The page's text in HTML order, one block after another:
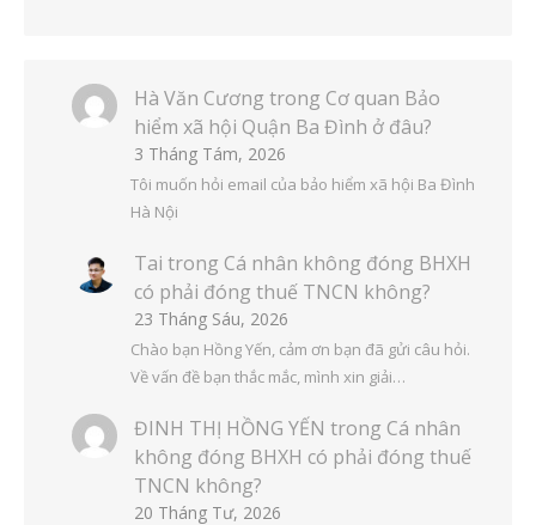
Hà Văn Cương trong Cơ quan Bảo
hiểm xã hội Quận Ba Đình ở đâu?
3 Tháng Tám, 2026
Tôi muốn hỏi email của bảo hiểm xã hội Ba Đình
Hà Nội
Tai trong Cá nhân không đóng BHXH
có phải đóng thuế TNCN không?
23 Tháng Sáu, 2026
Chào bạn Hồng Yến, cảm ơn bạn đã gửi câu hỏi.
Về vấn đề bạn thắc mắc, mình xin giải…
ĐINH THỊ HỒNG YẾN trong Cá nhân
không đóng BHXH có phải đóng thuế
TNCN không?
20 Tháng Tư, 2026